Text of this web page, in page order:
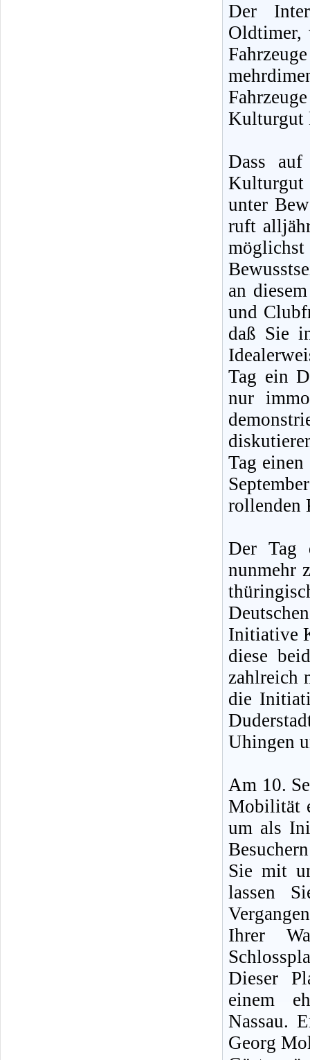
Der
Oldtimer,
Kulturgut
Dass
Kulturgut
unter
ruft
an
und
daß Sie
Tag ein
nur
Tag
rollenden
Der Tag
nunmehr
Initiative
diese
zahlreich
die
Uhingen
Am 10.
Mobilität
um als
Sie mit
lassen
Ihrer
Dieser
einem
Nassau.
Georg